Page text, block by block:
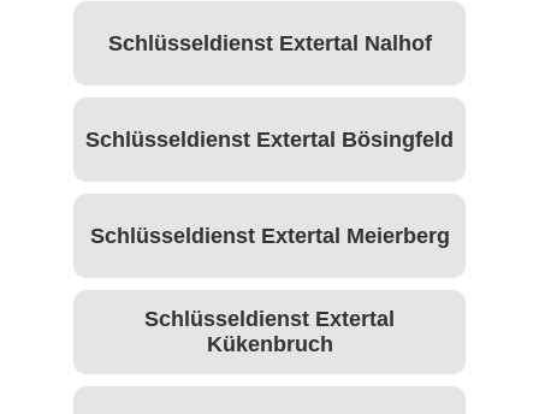
Schlüsseldienst Extertal Nalhof
Schlüsseldienst Extertal Bösingfeld
Schlüsseldienst Extertal Meierberg
Schlüsseldienst Extertal
Kükenbruch